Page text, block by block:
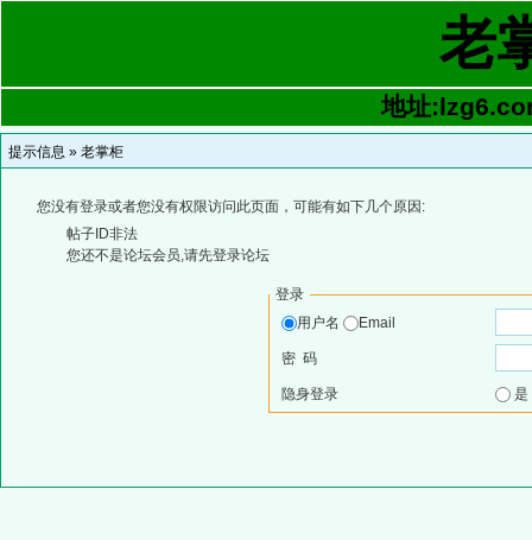
老
地址
提示信息 » 老掌柜
您没有登录或者您没有权限访问此页面，可能有如下几个原因:
帖子ID非法
您还不是论坛会员,请先登录论坛
登录
用户名
Email
密 码
隐身登录